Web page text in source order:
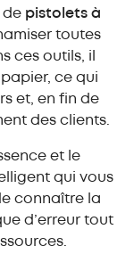
de pistolets à
toutes
ces outils, il
ce qui
et, en fin de
des clients.
et le
qui vous
connaître la
d’erreur tout